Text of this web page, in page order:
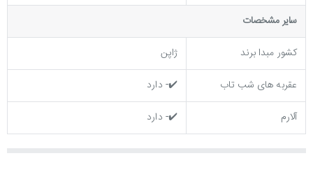
ساير مشخصات
کشور مبدا برند
ژاپن
عقربه های شب تاب
✔️- دارد
آلارم
✔️- دارد